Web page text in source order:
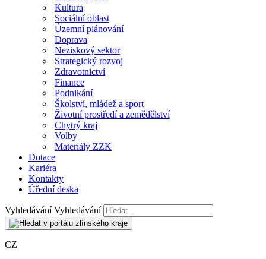
Kultura
Sociální oblast
Územní plánování
Doprava
Neziskový sektor
Strategický rozvoj
Zdravotnictví
Finance
Podnikání
Školství, mládež a sport
Životní prostředí a zemědělství
Chytrý kraj
Volby
Materiály ZZK
Dotace
Kariéra
Kontakty
Úřední deska
Vyhledávání Vyhledávání
CZ